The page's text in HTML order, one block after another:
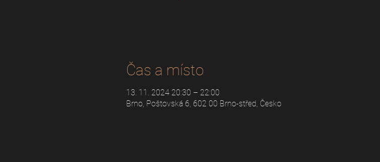
Čas a místo
13. 11. 2024 20:30 – 22:00
Brno, Poštovská 6, 602 00 Brno-střed, Česko